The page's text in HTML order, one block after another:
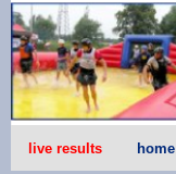
live results home